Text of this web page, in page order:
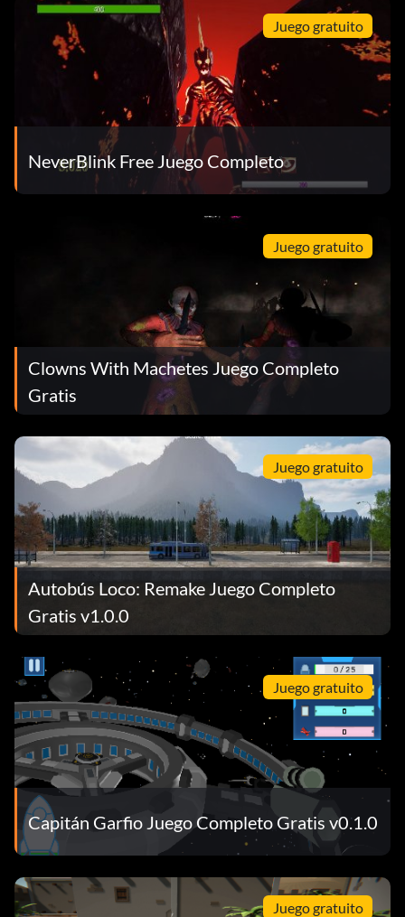
Juego gratuito
NeverBlink Free Juego Completo
Juego gratuito
Clowns With Machetes Juego Completo
Gratis
Juego gratuito
Autobús Loco: Remake Juego Completo
Gratis v1.0.0
Juego gratuito
Capitán Garfio Juego Completo Gratis v0.1.0
Juego gratuito